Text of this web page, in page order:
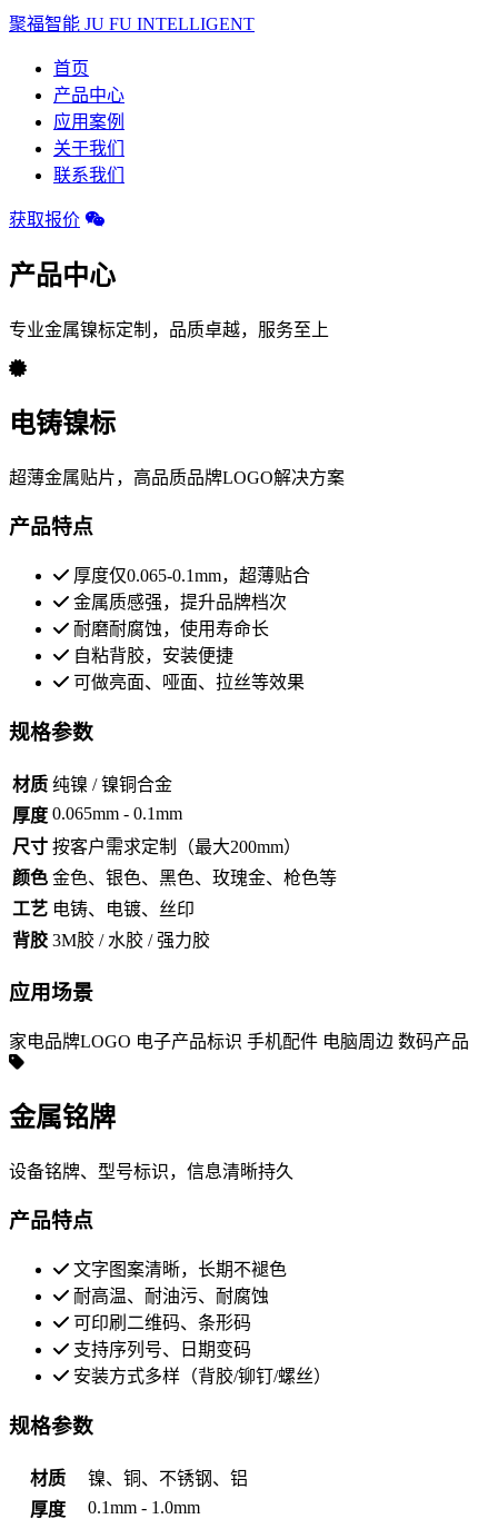
聚福智能 JU FU INTELLIGENT
首页
产品中心
应用案例
关于我们
联系我们
获取报价
产品中心
专业金属镍标定制，品质卓越，服务至上
电铸镍标
超薄金属贴片，高品质品牌LOGO解决方案
产品特点
厚度仅0.065-0.1mm，超薄贴合
金属质感强，提升品牌档次
耐磨耐腐蚀，使用寿命长
自粘背胶，安装便捷
可做亮面、哑面、拉丝等效果
规格参数
材质 纯镍 / 镍铜合金
厚度 0.065mm - 0.1mm
尺寸 按客户需求定制（最大200mm）
颜色 金色、银色、黑色、玫瑰金、枪色等
工艺 电铸、电镀、丝印
背胶 3M胶 / 水胶 / 强力胶
应用场景
家电品牌LOGO 电子产品标识 手机配件 电脑周边 数码产品
金属铭牌
设备铭牌、型号标识，信息清晰持久
产品特点
文字图案清晰，长期不褪色
耐高温、耐油污、耐腐蚀
可印刷二维码、条形码
支持序列号、日期变码
安装方式多样（背胶/铆钉/螺丝）
规格参数
材质
镍、铜、不锈钢、铝
厚度
0.1mm - 1.0mm